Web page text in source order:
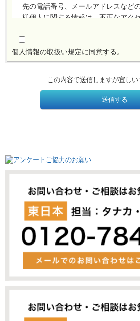
先の電話番号、メールアドレスなど
様個人に関する情報は、不正なアク
ため、 合理的な技術的対策により、
管理させて頂きます。
2.収集目的と範囲
集目的を通知したうえで、必要な範
人情報を収集させていただきます。
3.個人情報の利用
社、業務の委託先、提携先等、当社
のパートナーに転送させて頂く場合が
います。
当社が、上記3．に基づき個人情報
る第三者には、当社と同様の水準で個
報の厳重な管理を徹底するよう契約
義務付け、これを実施させます。
5.第三者への開示
法令に基づき開示が義務づけられる
別な事情がない限り、お客様の事前
諾なく、当社の関係会社、業務の委
提携先等、当社の事業上のパートナ
ん。
6.法令、規範の遵守と見直し
個人情報の取扱い規定に同意する。
この内容で送信しますが宜しい